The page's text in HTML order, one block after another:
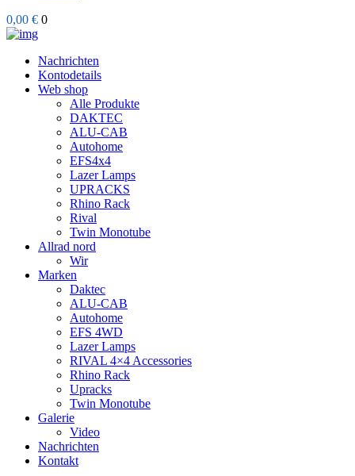
0,00 € 0
Nachrichten
Kontodetails
Web shop
Alle Produkte
DAKTEC
ALU-CAB
Autohome
EFS4x4
Lazer Lamps
UPRACKS
Rhino Rack
Rival
Twin Monotube
Allrad nord
Wir
Marken
Daktec
ALU-CAB
Autohome
EFS 4WD
Lazer Lamps
RIVAL 4×4 Accessories
Rhino Rack
Upracks
Twin Monotube
Galerie
Video
Nachrichten
Kontakt